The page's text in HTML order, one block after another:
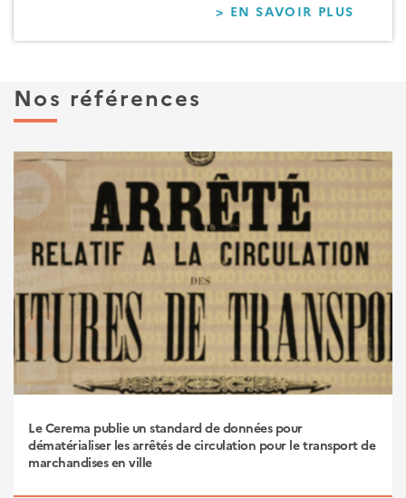
> EN SAVOIR PLUS
UNE
VOS
Nos références
Le Cerema publie un standard de données pour
dématérialiser les arrêtés de circulation pour le transport de
marchandises en ville